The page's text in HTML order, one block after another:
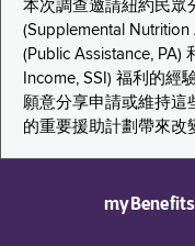
本次調查邀請紐約民眾
(Supplemental
(Public Assistance, PA)
Income, SSI) 福利的
願意分享申請或維持這
的重要援助計劃帶來改
myBenefits